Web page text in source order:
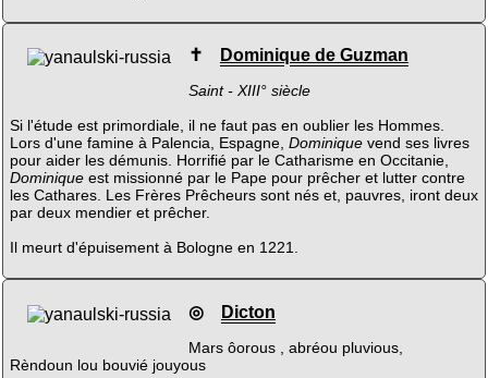
✝ Dominique de Guzman
Saint - XIII° siècle
Si l'étude est primordiale, il ne faut pas en oublier les Hommes.
Lors d'une famine à Palencia, Espagne, Dominiquevend ses livres
pour aider les démunis. Horrifié par le Catharisme en Occitanie,
Dominiqueest missionné par le Pape pour prêcher et lutter contre
les Cathares. Les Frères Prêcheurs sont nés et, pauvres, iront deux
par deux mendier et prêcher.
Il meurt d'épuisement à Bologne en 1221.
◎ Dicton
Mars ôorous , abréou pluvious,
Rèndoun lou bouvié jouyous